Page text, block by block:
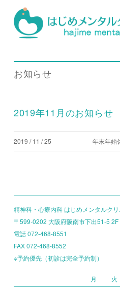
お知らせ
2019年11月のお知らせ
2019 / 11 / 25 年末年始
精神科・心療内科 はじめメンタルクリ
〒599-0202 大阪府阪南市下出51-5 2F
電話 072-468-8551
FAX 072-468-8552
※予約優先（初診は完全予約制）
月 火